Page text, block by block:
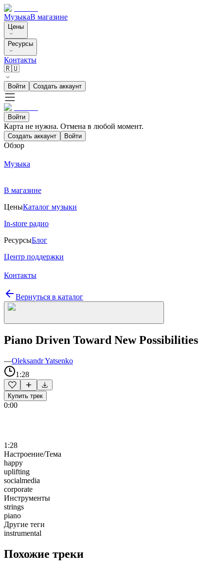
МузыкаВ магазине
Цены
Ресурсы
Контакты
🇷🇺
Войти Создать аккаунт
Войти
Карта не нужна. Отмена в любой момент.
Создать аккаунт Войти
Обзор
Музыка
В магазине
ЦеныКаталог музыки
In-store радио
РесурсыБлог
Центр поддержки
Контакты
Вернуться в каталог
Piano Driven Toward New Possibilities
—Oleksandr Yatsenko
1:28
Купить трек
0:00
1:28
Настроение/Тема
happy
uplifting
socialmedia
corporate
Инструменты
strings
piano
Другие теги
instrumental
Похожие треки